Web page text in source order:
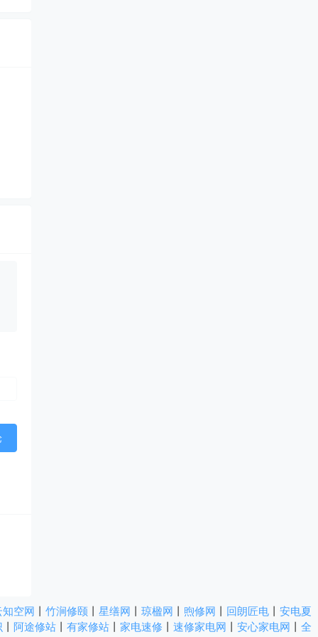
知空网 竹涧修颐 星缮网 琼楹网 煦修网 回朗匠电
安电夏
阿途修站 有家修站 家电速修 速修家电网 安心家电网
全